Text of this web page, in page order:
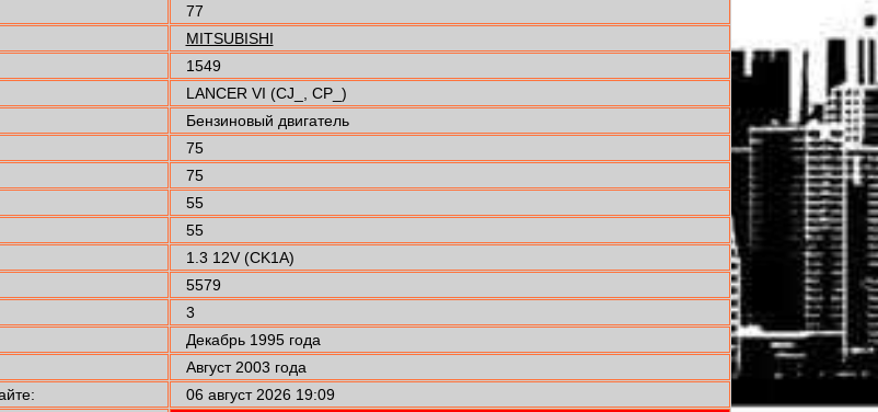
77
MITSUBISHI
1549
LANCER VI (CJ_, CP_)
Бензиновый двигатель
75
75
55
55
1.3 12V (CK1A)
5579
3
Декабрь 1995 года
Август 2003 года
06 август 2026 19:09